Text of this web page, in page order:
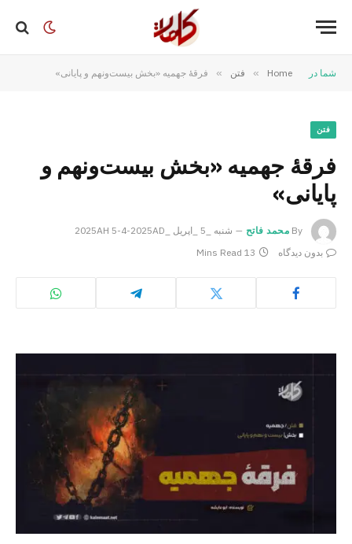
شما در Home
» فتن » فرقۀ جهمیه «بخش بیست‌ونهم و پایانی»
فتن
فرقۀ جهمیه «بخش بیست‌ونهم و
پایانی»
By محمد فاتح
شنبه _5 _اپریل _2025AH 5-4-2025AD
بدون دیدگاه
13 Mins Read